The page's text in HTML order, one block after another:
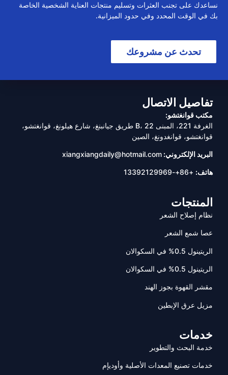
نساعدك على تجنب العثرات وتسليم منتجات العناية الشخصية الخاصة
بك في الوقت المحدد وفي حدود الميزانية.
تحدث عن مشروعك
تفاصيل الاتصال
مكتب قوانغتشو:
الغرفة 221، المبنى B، 22 طريق جيانبنغ، شارع هيلونغ، قوانغتشو،
قوانغتشو، قوانغدونغ، الصين
البريد الإلكتروني: xiangxiangdaily@hotmail.com
هاتف: +86+-13392129969
المنتجات
نظام إصلاح الشعر
عصا شمع الشعر
الريتينول 0.5% في السكوالان
الريتينول 0.5% في السكوالان
مقشر القهوة بجوز الهند
مزيل عرق الإبطين
خدمات
خدمة البحث والتطوير
خدمات تصنيع المعدات الأصلية وأوديإم